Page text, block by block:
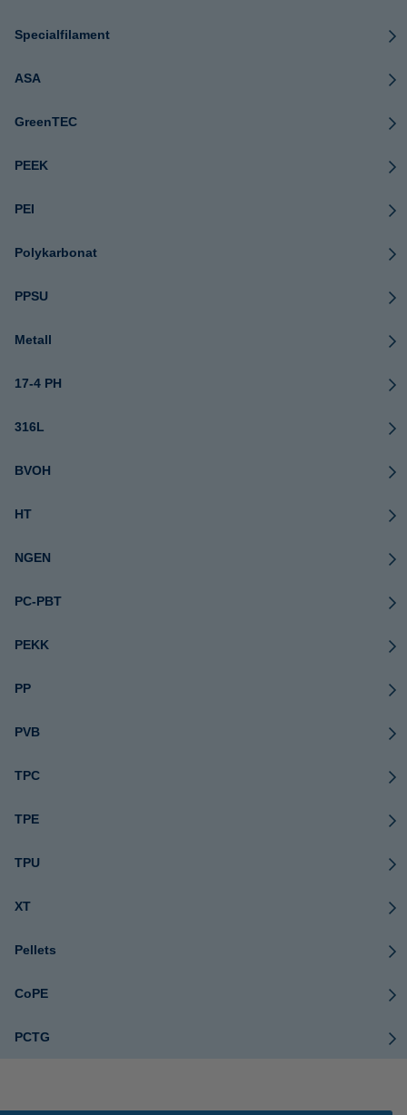
Specialfilament
ASA
GreenTEC
PEEK
PEI
Polykarbonat
PPSU
Metall
17-4 PH
316L
BVOH
HT
NGEN
PC-PBT
PEKK
PP
PVB
TPC
TPE
TPU
XT
Pellets
CoPE
PCTG